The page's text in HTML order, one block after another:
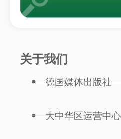
关于我们
德国媒体出版社
大中华区运营中心